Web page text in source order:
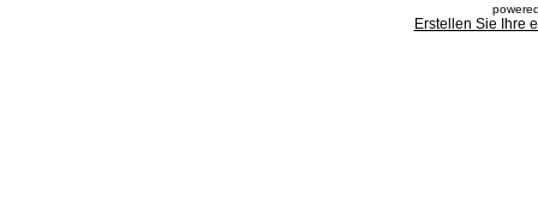
Erstellen Sie Ihre